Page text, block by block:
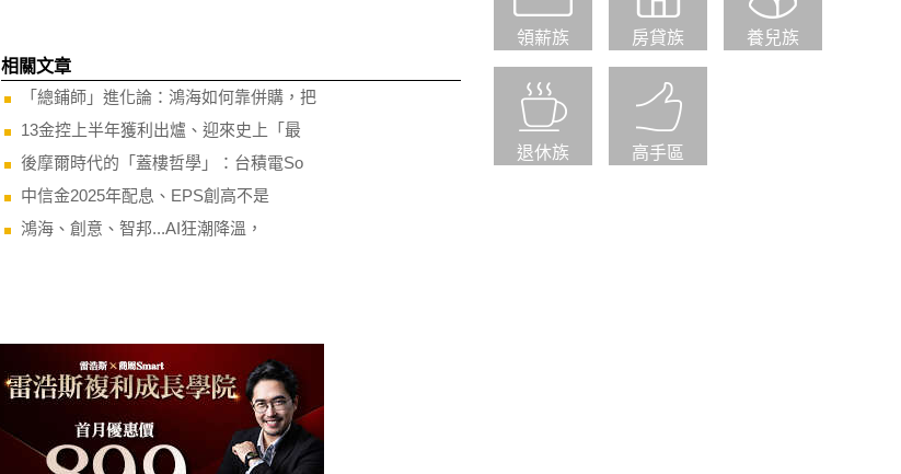
相關文章
「總鋪師」進化論：鴻海如何靠併購，把
13金控上半年獲利出爐、迎來史上「最
後摩爾時代的「蓋樓哲學」：台積電So
中信金2025年配息、EPS創高不是
鴻海、創意、智邦...AI狂潮降溫，
領薪族 房貸族 養兒族
退休族 高手區